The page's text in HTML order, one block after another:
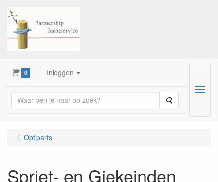
0 Inloggen
Zoeken
Menu
Optiparts
Spriet- en Giekeinden